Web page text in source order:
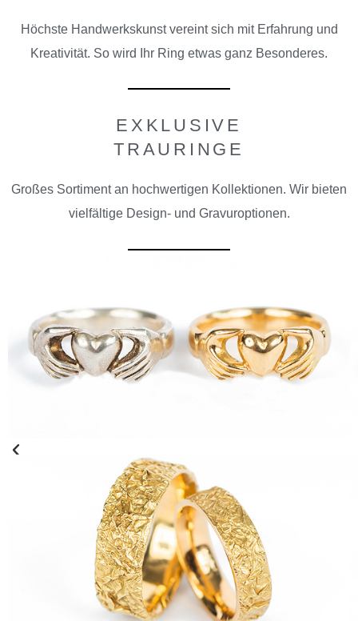
Höchste Handwerkskunst vereint sich mit Erfahrung und
Kreativität. So wird Ihr Ring etwas ganz Besonderes.
EXKLUSIVE
TRAURINGE
Großes Sortiment an hochwertigen Kollektionen. Wir bieten
vielfältige Design- und Gravuroptionen.